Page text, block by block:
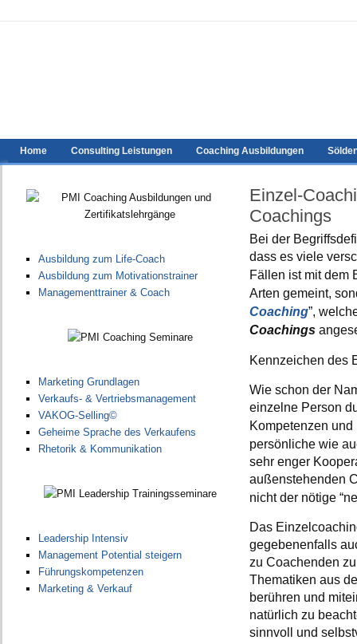
Home Consulting Leistungen Coaching Ausbildungen
Einzel-
Coachings
Bei der
dass es viele
Fällen ist mit dem
Arten gemeint,
Coaching”,
Coachings
Kennzeichen des
Wie schon der
einzelne Person
Kompetenzen
persönliche wie
sehr enger
außenstehenden
nicht der nötige
Das
gegebenenfalls
zu Coachenden
Thematiken aus
berühren und
natürlich zu
sinnvoll und
Ausbildung zum Life-Coach
Ausbildung zum Motivationstrainer
Managementtrainer & Coach
Marketing Grundlagen
Verkaufs- & Vertriebsmanagement
VAKOG-Selling©
Geheime Sprache des Verkaufens
Rhetorik & Kommunikation
Leadership Intensiv
Management Potential steigern
Führungskompetenzen
Marketing & Verkauf